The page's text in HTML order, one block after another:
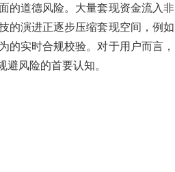
的道德风险。大量套现资金流入非
的演进正逐步压缩套现空间，例如
的实时合规校验。对于用户而言，
风险的首要认知。